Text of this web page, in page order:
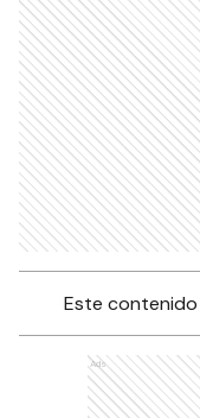
Este
Ads